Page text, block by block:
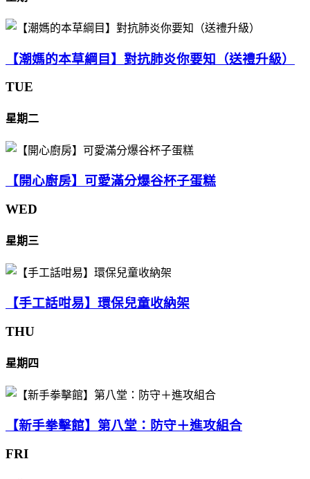
【潮媽的本草綱目】對抗肺炎你要知（送禮升級）
TUE
星期二
【開心廚房】可愛滿分爆谷杯子蛋糕
WED
星期三
【手工話咁易】環保兒童收納架
THU
星期四
【新手拳擊館】第八堂：防守＋進攻組合
FRI